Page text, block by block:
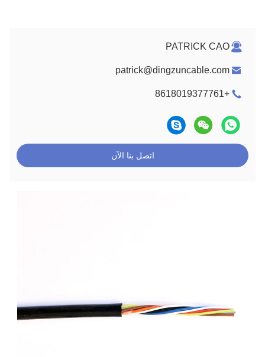
PATRICK CAO
patrick@dingzuncable.com
+8618019377761
اتصل بنا الآن